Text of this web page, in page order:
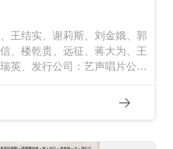
王结实、谢莉斯、刘金娥、郭
、楼乾贵、远征、蒋大为、王
英、发行公司：艺声唱片公司